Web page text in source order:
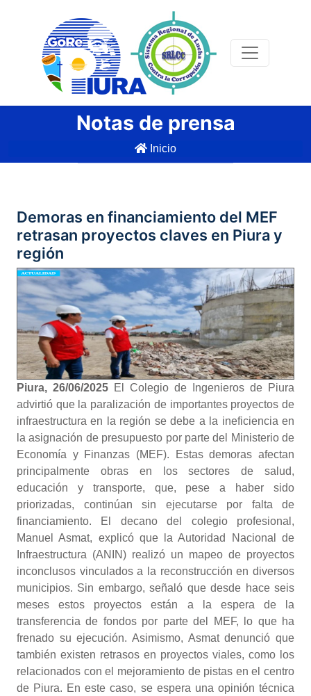
Notas de prensa
Inicio
Demoras en financiamiento del MEF
retrasan proyectos claves en Piura y
región
Piura, 26/06/2025 El Colegio de Ingenieros de Piura
advirtió que la paralización de importantes proyectos de
infraestructura en la región se debe a la ineficiencia en
la asignación de presupuesto por parte del Ministerio de
Economía y Finanzas (MEF). Estas demoras afectan
principalmente obras en los sectores de salud,
educación y transporte, que, pese a haber sido
priorizadas, continúan sin ejecutarse por falta de
financiamiento. El decano del colegio profesional,
Manuel Asmat, explicó que la Autoridad Nacional de
Infraestructura (ANIN) realizó un mapeo de proyectos
inconclusos vinculados a la reconstrucción en diversos
municipios. Sin embargo, señaló que desde hace seis
meses estos proyectos están a la espera de la
transferencia de fondos por parte del MEF, lo que ha
frenado su ejecución. Asimismo, Asmat denunció que
también existen retrasos en proyectos viales, como los
relacionados con el mejoramiento de pistas en el centro
de Piura. En este caso, se espera una opinión técnica